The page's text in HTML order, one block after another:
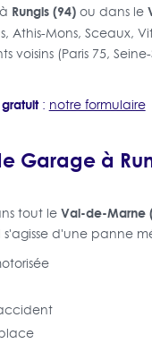
Rungis (94)ou dans le
Athis-Mons, Sceaux,
(Paris 75,
: notre formulaire
Garage à
tout leVal-de-Marne
d'une panne